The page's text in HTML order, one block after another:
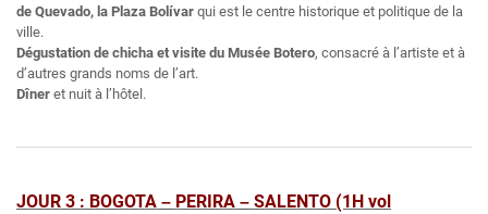
de Quevado, la Plaza Bolívar qui est le centre historique et politique de la
ville.
Dégustation de chicha et visite du Musée Botero, consacré à l’artiste et à
d’autres grands noms de l’art.
Dîner et nuit à l’hôtel.
JOUR 3 : BOGOTA – PERIRA – SALENTO (1H vol